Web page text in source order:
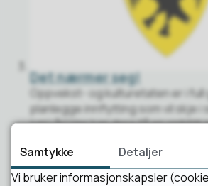
Det nærmer seg!
Oppvekst- og kulturetaten er i full
planlegge innflytting som vil skje i
juni i år! Her kan dere få en sniktitt
Samtykke Detaljer
Vi bruker informasjonskapsler